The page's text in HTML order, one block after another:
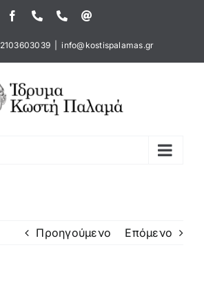
FacebookΤηλέφωνοΤηλέφωνο
2103603039 info@kostispalamas.gr
Προηγούμενο Επόμενο